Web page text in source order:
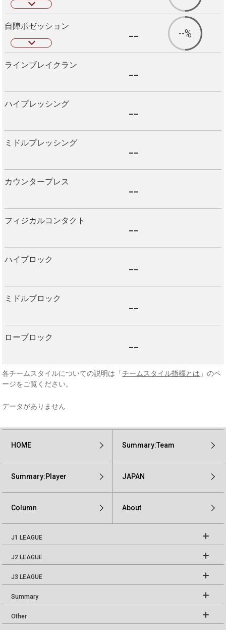
自陣ポゼッション -- --%
ラインブレイクラン --
ハイプレッシング --
ミドルプレッシング --
カウンタープレス --
フィジカルコンタクト --
ハイブロック --
ミドルブロック --
ローブロック --
各チームスタイルについての説明は「 チームスタイル指標とは 」のペ
ージをご覧ください。
データがありません
HOME Summary:Team
Summary:Player JAPAN
Column About
J1 LEAGUE
J2 LEAGUE
J3 LEAGUE
Summary
Other